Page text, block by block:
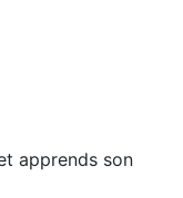
apprends son